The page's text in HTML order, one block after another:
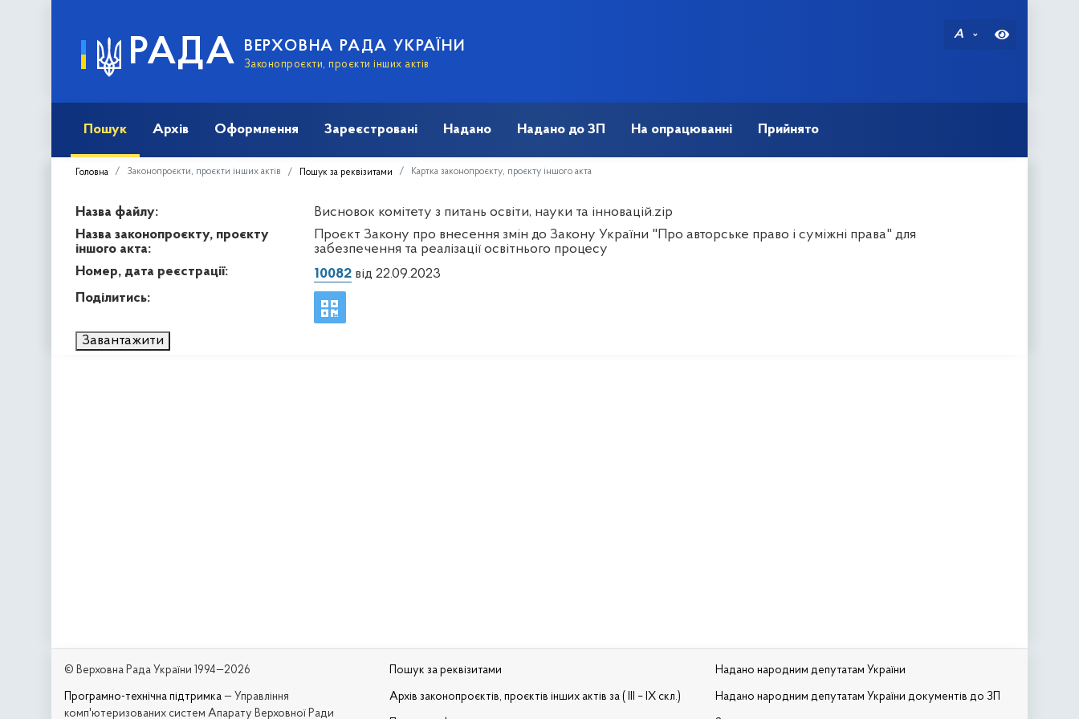
РАДА ВЕРХОВНА РАДА УКРАЇНИ
Законопроєкти, проєкти інших актів
A
Пошук Архів Оформлення Зареєстровані Надано Надано до ЗП На опрацюванні Прийнято
Головна Законопроєкти, проєкти інших актів Пошук за реквізитами Картка законопроєкту, проєкту іншого акта
Назва файлу:
Висновок комітету з питань освіти, науки та інновацій.zip
Назва законопроєкту, проєкту
іншого акта:
Проєкт Закону про внесення змін до Закону України "Про авторське право і суміжні права" для
забезпечення та реалізації освітнього процесу
Номер, дата реєстрації:
10082від 22.09.2023
Поділитись:
Завантажити
© Верховна Рада України 1994—2026
Програмно-технічна підтримка — Управління
комп'ютеризованих систем Апарату Верховної Ради
Пошук за реквізитами
Архів законопроєктів, проєктів інших актів за ( III – IX скл.)
Надано народним депутатам України
Надано народним депутатам України документів до ЗП